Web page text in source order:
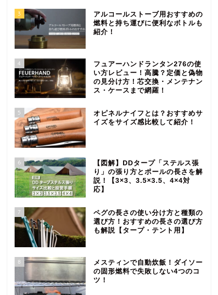
3
アルコールストーブ用おすすめの
燃料と持ち運びに便利なボトルも
紹介！
4
フュアーハンドランタン276の使
い方レビュー！高騰？定価と偽物
の見分け方！芯交換・メンテナン
ス・ケースまで網羅！
5
オピネルナイフとは？おすすめサ
イズをサイズ感比較して紹介！
6
【図解】DDタープ「ステルス張
り」の張り方とポールの長さを解
説！【3×3、3.5×3.5、4×4対
応】
7
ペグの長さの使い分け方と種類の
選び方！おすすめの長さの選び方
も解説【タープ・テント用】
8
メスティンで自動炊飯！ダイソー
の固形燃料で失敗しない4つのコ
ツ！